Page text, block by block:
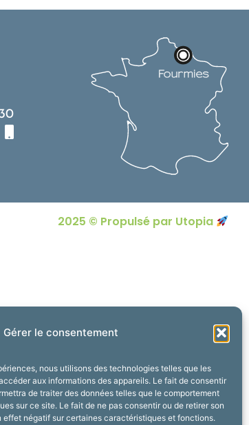
Gérer le consentement
nous utilisons des technologies telles que les
aux informations des appareils. Le fait de consentir
de traiter des données telles que le comportement
sur ce site. Le fait de ne pas consentir ou de retirer son
effet négatif sur certaines caractéristiques et fonctions.
2025 © Propulsé par Utopia